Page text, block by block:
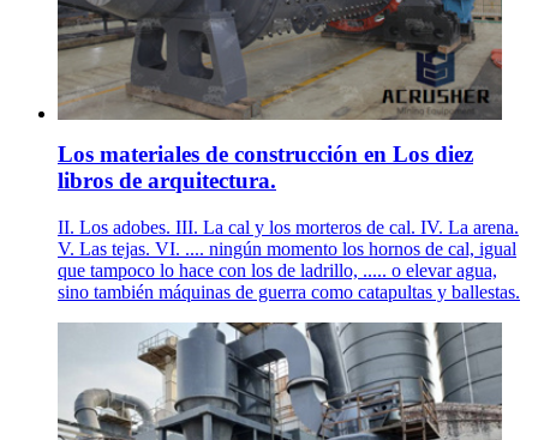
Los materiales de construcción en Los diez
libros de arquitectura.
II. Los adobes. III. La cal y los morteros de cal. IV. La arena.
V. Las tejas. VI. .... ningún momento los hornos de cal, igual
que tampoco lo hace con los de ladrillo, ..... o elevar agua,
sino también máquinas de guerra como catapultas y ballestas.